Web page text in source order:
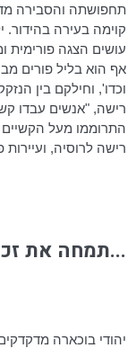
תחפושתה והסבירה
קוימה בעירה בהידור.
עושים הצגה
אף הוא בליל פורים
וכדו', וחילקם בין
רישה, "אנשים עבדו
רישה לרוסיה, ועיירות
...תמחה את
יהודי בוכארה